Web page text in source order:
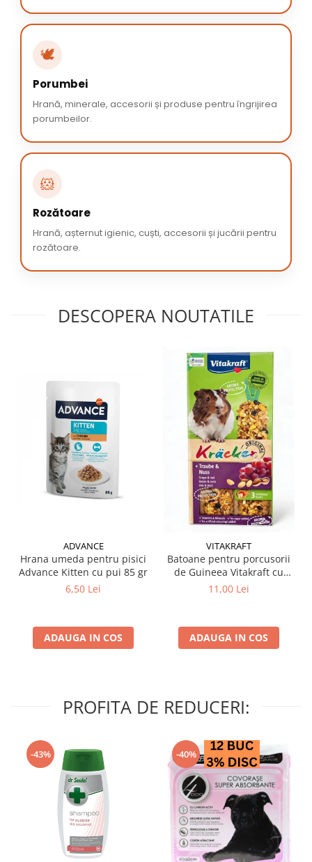
🕊️
Porumbei
Hrană, minerale, accesorii și produse pentru îngrijirea
porumbeilor.
🐹
Rozătoare
Hrană, așternut igienic, cuști, accesorii și jucării pentru
rozătoare.
DESCOPERA NOUTATILE
ADVANCE
Hrana umeda pentru pisici
Advance Kitten cu pui 85 gr
6,50 Lei
ADAUGA IN COS
VITAKRAFT
Batoane pentru porcusorii
de Guineea Vitakraft cu
struguri & nuci 2 buc
11,00 Lei
ADAUGA IN COS
PROFITA DE REDUCERI:
-43% -40%